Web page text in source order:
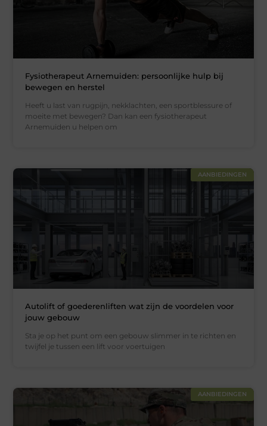
Fysiotherapeut Arnemuiden: persoonlijke hulp bij
bewegen en herstel
Heeft u last van rugpijn, nekklachten, een sportblessure of
moeite met bewegen? Dan kan een fysiotherapeut
Arnemuiden u helpen om
AANBIEDINGEN
Autolift of goederenliften wat zijn de voordelen voor
jouw gebouw
Sta je op het punt om een gebouw slimmer in te richten en
twijfel je tussen een lift voor voertuigen
AANBIEDINGEN